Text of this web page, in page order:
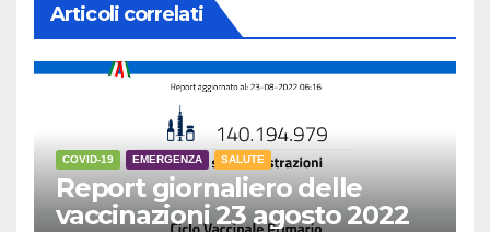
Articoli correlati
COVID-19 EMERGENZA SALUTE
Report giornaliero delle
vaccinazioni 23 agosto 2022